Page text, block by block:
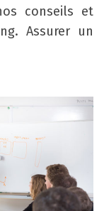
conseils et
Assurer un